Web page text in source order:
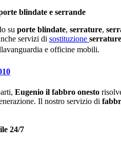
blindate e serrande
su porte blindate, serrature,
servizi di sostituzione
e officine mobili.
Eugenio il fabbro onesto
Il nostro servizio di
24/7